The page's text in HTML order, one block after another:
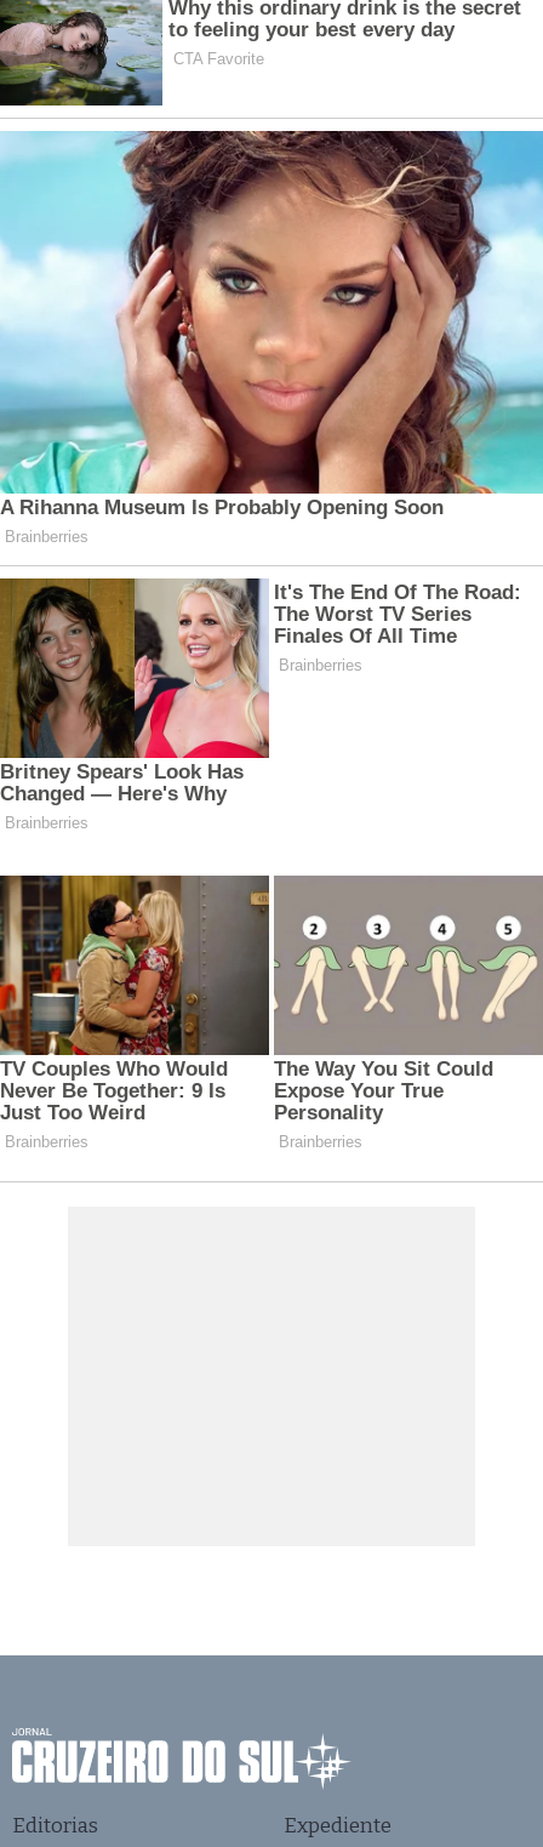
Editorias Expediente